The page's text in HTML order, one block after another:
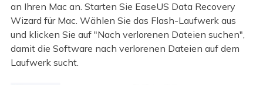
an Ihren Mac an. Starten Sie EaseUS Data Recovery
Wizard für Mac. Wählen Sie das Flash-Laufwerk aus
und klicken Sie auf "Nach verlorenen Dateien suchen",
damit die Software nach verlorenen Dateien auf dem
Laufwerk sucht.